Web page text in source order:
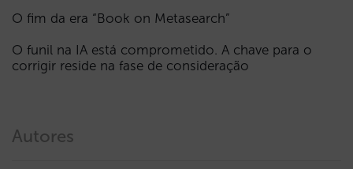
O fim da era “Book on Metasearch”
O funil na IA está comprometido. A chave para o
corrigir reside na fase de consideração
Autores